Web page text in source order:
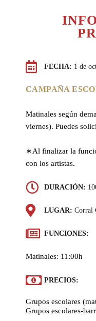
FECHA: 1 de
CAMPAÑA
Matinales según
viernes). Puedes
∗Al finalizar la
con los artistas.
DURACIÓN:
LUGAR: Corral
FUNCIONES:
Matinales: 11:00h
PRECIOS:
Grupos escolares
Grupos escolares-